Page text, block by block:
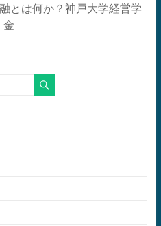
とは何か？神戸大学経営学
金